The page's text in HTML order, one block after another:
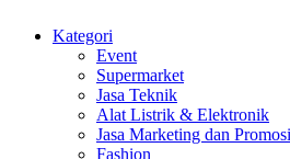
Kategori
Event
Supermarket
Jasa Teknik
Alat Listrik & Elektronik
Jasa Marketing dan Promosi
Fashion